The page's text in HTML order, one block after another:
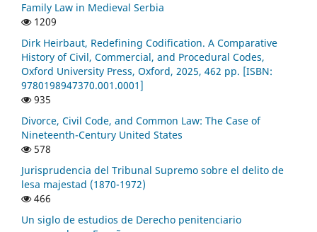
Family Law in Medieval Serbia
1209
Dirk Heirbaut, Redefining Codification. A Comparative
History of Civil, Commercial, and Procedural Codes,
Oxford University Press, Oxford, 2025, 462 pp. [ISBN:
9780198947370.001.0001]
935
Divorce, Civil Code, and Common Law: The Case of
Nineteenth-Century United States
578
Jurisprudencia del Tribunal Supremo sobre el delito de
lesa majestad (1870-1972)
466
Un siglo de estudios de Derecho penitenciario